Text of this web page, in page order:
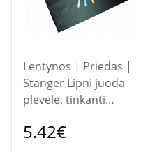
Lentynos | Priedas |
Stanger Lipni juoda
plėvelė, tinkanti
45x100 cm, 1 vnt
5.42€